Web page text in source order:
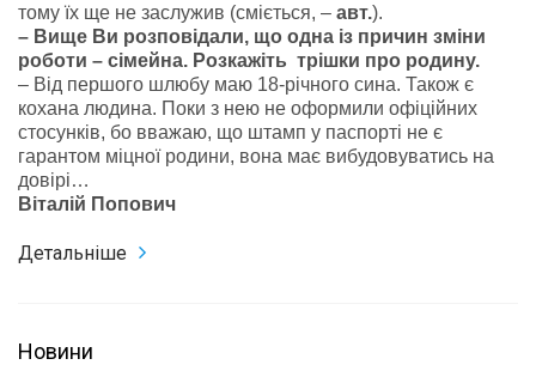
тому їх ще не заслужив (сміється, – авт.).
– Вище Ви розповідали, що одна із причин зміни
роботи – сімейна. Розкажіть трішки про родину.
– Від першого шлюбу маю 18-річного сина. Також є
кохана людина. Поки з нею не оформили офіційних
стосунків, бо вважаю, що штамп у паспорті не є
гарантом міцної родини, вона має вибудовуватись на
довірі…
Віталій Попович
Детальніше
Новини